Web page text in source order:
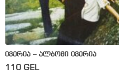
ივერია – ალბომი ივერია
110 GEL